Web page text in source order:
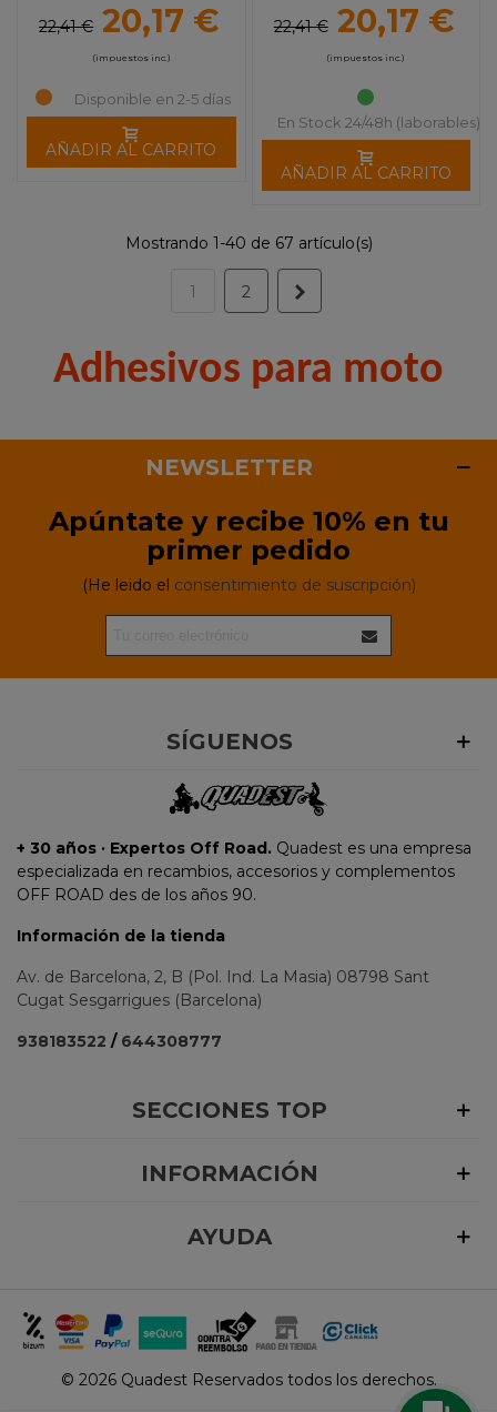
22,41 € 20,17 €
(impuestos inc.)
Disponible en 2-5 días
AÑADIR AL CARRITO
22,41 € 20,17 €
(impuestos inc.)
En Stock 24/48h (laborables)
AÑADIR AL CARRITO
Mostrando 1-40 de 67 artículo(s)
1 2
Adhesivos para moto
NEWSLETTER
Apúntate y recibe 10% en tu
primer pedido
(He leido el consentimiento de suscripción)
SÍGUENOS
+ 30 años · Expertos Off Road. Quadest es una empresa
especializada en recambios, accesorios y complementos
OFF ROAD des de los años 90.
Información de la tienda
Av. de Barcelona, 2, B (Pol. Ind. La Masia) 08798 Sant
Cugat Sesgarrigues (Barcelona)
938183522 / 644308777
SECCIONES TOP
INFORMACIÓN
AYUDA
© 2026 Quadest Reservados todos los derechos.